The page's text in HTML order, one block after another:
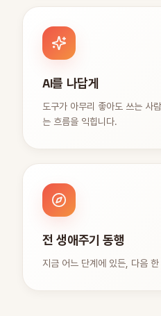
AI를 나답게
도구가 아무리 좋아도 쓰는 사
는 흐름을 익힙니다.
전 생애주기 동행
지금 어느 단계에 있든, 다음